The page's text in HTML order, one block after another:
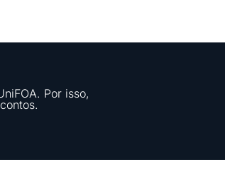
Por isso,